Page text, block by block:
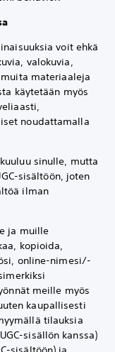
voit ehkä
valokuvia,
materiaaleja
käytetään myös
noudattamalla
sinulle, mutta
sisältöön, joten
ilman
ja muille
kopioida,
online-nimesi/-
meille myös
kaupallisesti
tilauksia
sisällön kanssa)